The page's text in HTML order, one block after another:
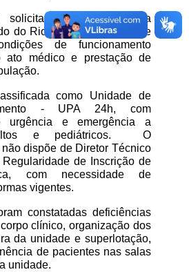
pela Defensoria
do Rio de Janeiro, a fim de
de funcionamento
ato médico e prestação de
como Unidade de
- UPA 24h, com
urgência e emergência a
e pediátricos.  O
dispõe de Diretor Técnico
de Inscrição de
com necessidade de
vigentes.
constatadas deficiências
clínico, organização dos
da unidade e superlotação,
de pacientes nas salas
unidade.